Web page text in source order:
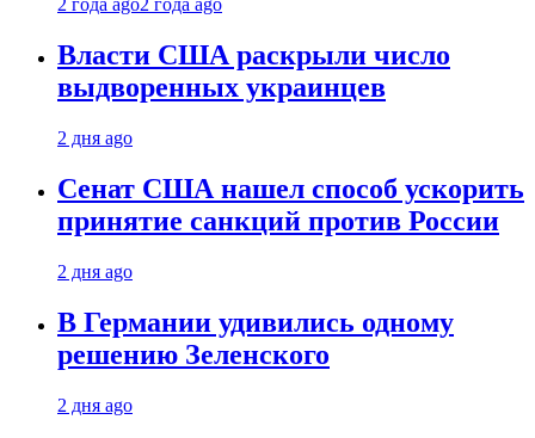
2 года ago2 года ago
Власти США раскрыли число
выдворенных украинцев
2 дня ago
Сенат США нашел способ ускорить
принятие санкций против России
2 дня ago
В Германии удивились одному
решению Зеленского
2 дня ago